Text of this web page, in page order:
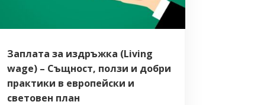
Заплата за издръжка (Living
wage) – Същност, ползи и добри
практики в европейски и
световен план